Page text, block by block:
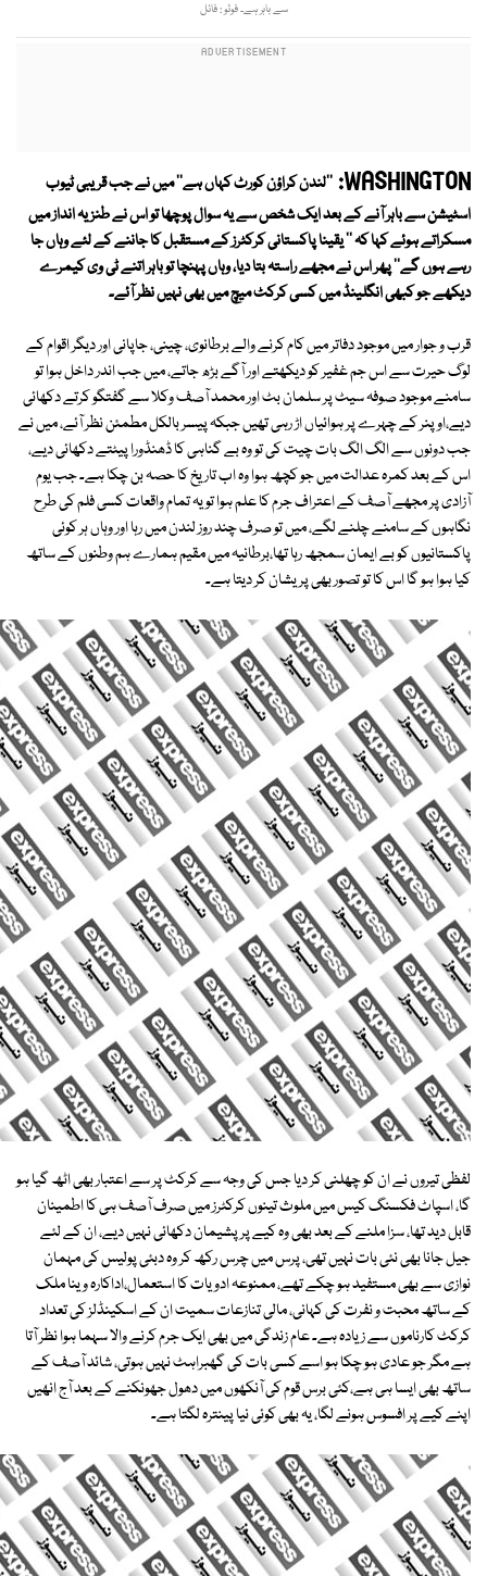
سے باہر ہے۔ فوٹو : فائل
WASHINGTON: ''لندن کراؤن کورٹ کہاں ہے'' میں نے جب قریبی ٹیوب
اسٹیشن سے باہر آنے کے بعد ایک شخص سے یہ سوال پوچھا تو اس نے طنزیہ انداز میں
مسکراتے ہوئے کہا کہ '' یقینا پاکستانی کرکٹرز کے مستقبل کا جاننے کے لئے وہاں جا
رہے ہوں گے'' پھر اس نے مجھے راستہ بتا دیا، وہاں پہنچا تو باہر اتنے ٹی وی کیمرے
دیکھے جو کبھی انگلینڈ میں کسی کرکٹ میچ میں بھی نہیں نظر آئے۔
قرب و جوار میں موجود دفاتر میں کام کرنے والے برطانوی، چینی، جاپانی اور دیگر اقوام کے
لوگ حیرت سے اس جم غفیر کو دیکھتے اور آگے بڑھ جاتے، میں جب اندر داخل ہوا تو
سامنے موجود صوفہ سیٹ پر سلمان بٹ اور محمد آصف وکلا سے گفتگو کرتے دکھائی
دیے،اوپنر کے چہرے پر ہوائیاں اڑ رہی تھیں جبکہ پیسر بالکل مطمئن نظر آئے، میں نے
جب دونوں سے الگ الگ بات چیت کی تو وہ بے گناہی کا ڈھنڈورا پیٹتے دکھائی دیے،
اس کے بعد کمرہ عدالت میں جو کچھ ہوا وہ اب تاریخ کا حصہ بن چکا ہے۔ جب یوم
آزادی پر مجھے آصف کے اعتراف جرم کا علم ہوا تو یہ تمام واقعات کسی فلم کی طرح
نگاہوں کے سامنے چلنے لگے، میں تو صرف چند روز لندن میں رہا اور وہاں ہر کوئی
پاکستانیوں کو بے ایمان سمجھ رہا تھا،برطانیہ میں مقیم ہمارے ہم وطنوں کے ساتھ
کیا ہوا ہو گا اس کا تو تصور بھی پریشان کر دیتا ہے۔
لفظی تیروں نے ان کو چھلنی کر دیا جس کی وجہ سے کرکٹ پر سے اعتبار بھی اٹھ گیا ہو
گا، اسپاٹ فکسنگ کیس میں ملوث تینوں کرکٹرز میں صرف آصف ہی کا اطمینان
قابل دید تھا، سزا ملنے کے بعد بھی وہ کیے پر پشیمان دکھائی نہیں دیے، ان کے لئے
جیل جانا بھی نئی بات نہیں تھی، پرس میں چرس رکھ کر وہ دبئی پولیس کی مہمان
نوازی سے بھی مستفید ہو چکے تھے، ممنوعہ ادویات کا استعمال،اداکارہ وینا ملک
کے ساتھ محبت و نفرت کی کہانی، مالی تنازعات سمیت ان کے اسکینڈلز کی تعداد
کرکٹ کارناموں سے زیادہ ہے۔ عام زندگی میں بھی ایک جرم کرنے والا سہما ہوا نظر آتا
ہے مگر جو عادی ہو چکا ہو اسے کسی بات کی گھبراہٹ نہیں ہوتی، شائد آصف کے
ساتھ بھی ایسا ہی ہے،کئی برس قوم کی آنکھوں میں دھول جھونکنے کے بعد آج انھیں
اپنے کیے پر افسوس ہونے لگا، یہ بھی کوئی نیا پینترہ لگتا ہے۔